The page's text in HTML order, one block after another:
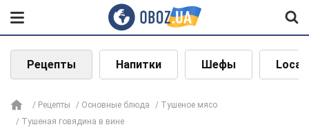
Рецепты Напитки Шефы Local
Рецепты Основные блюда
Тушеное мясо
Тушеная говядина в вине